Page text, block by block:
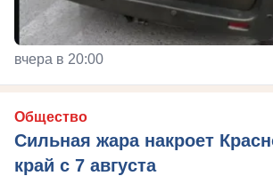
вчера в 20:00
Общество
Сильная жара накроет
край с 7 августа